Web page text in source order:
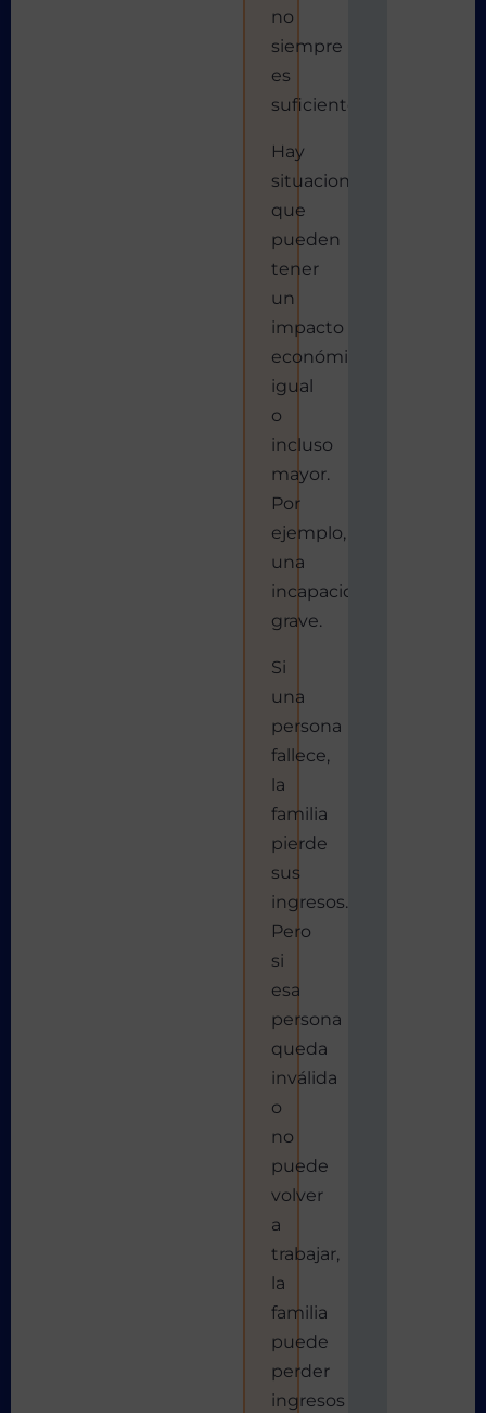
no
siempre
es
suficiente.
Hay
situaciones
que
pueden
tener
un
impacto
económico
igual
o
incluso
mayor.
Por
ejemplo,
una
incapacidad
grave.
Si
una
persona
fallece,
la
familia
pierde
sus
ingresos.
Pero
si
esa
persona
queda
inválida
o
no
puede
volver
a
trabajar,
la
familia
puede
perder
ingresos